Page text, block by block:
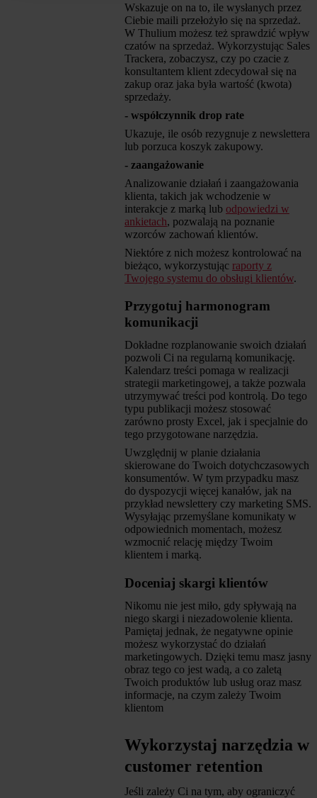
Wskazuje on na to, ile wysłanych przez
Ciebie maili przełożyło się na sprzedaż.
W Thulium możesz też sprawdzić wpływ
czatów na sprzedaż. Wykorzystując Sales
Trackera, zobaczysz, czy po czacie z
konsultantem klient zdecydował się na
zakup oraz jaka była wartość (kwota)
sprzedaży.
- współczynnik drop rate
Ukazuje, ile osób rezygnuje z newslettera
lub porzuca koszyk zakupowy.
- zaangażowanie
Analizowanie działań i zaangażowania
klienta, takich jak wchodzenie w
interakcje z marką lub odpowiedzi w
ankietach, pozwalają na poznanie
wzorców zachowań klientów.
Niektóre z nich możesz kontrolować na
bieżąco, wykorzystując raporty z
Twojego systemu do obsługi klientów.
Przygotuj harmonogram
komunikacji
Dokładne rozplanowanie swoich działań
pozwoli Ci na regularną komunikację.
Kalendarz treści pomaga w realizacji
strategii marketingowej, a także pozwala
utrzymywać treści pod kontrolą. Do tego
typu publikacji możesz stosować
zarówno prosty Excel, jak i specjalnie do
tego przygotowane narzędzia.
Uwzględnij w planie działania
skierowane do Twoich dotychczasowych
konsumentów. W tym przypadku masz
do dyspozycji więcej kanałów, jak na
przykład newslettery czy marketing SMS.
Wysyłając przemyślane komunikaty w
odpowiednich momentach, możesz
wzmocnić relację między Twoim
klientem i marką.
Doceniaj skargi klientów
Nikomu nie jest miło, gdy spływają na
niego skargi i niezadowolenie klienta.
Pamiętaj jednak, że negatywne opinie
możesz wykorzystać do działań
marketingowych. Dzięki temu masz jasny
obraz tego co jest wadą, a co zaletą
Twoich produktów lub usług oraz masz
informacje, na czym zależy Twoim
klientom
Wykorzystaj narzędzia w
customer retention
Jeśli zależy Ci na tym, aby ograniczyć